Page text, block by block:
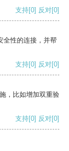
支持[0] 反对[0]
全性的连接，并帮
支持[0] 反对[0]
，比如增加双重验
支持[0] 反对[0]